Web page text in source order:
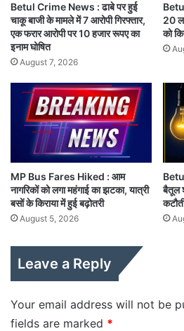
Betul Crime News : ढाबे पर हुई
चाकू बाजी के मामले में 7 आरोपी गिरफ्तार,
एक फरार आरोपी पर 10 हजार रूपए का
इनाम घोषित
August 7, 2026
20
को
MP Bus Fares Hiked : आम
नागरिकों को लगा महंगाई का झटका, यात्री
बसों के किराया में हुई बढ़ोतरी
August 5, 2026
बैतूल
Leave a Reply
Your email address will not be
fields are marked *